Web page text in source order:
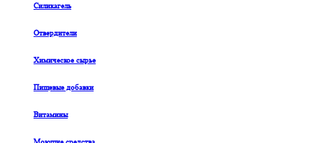
Силикагель
Отвердители
Химическое сырье
Пищевые добавки
Витамины